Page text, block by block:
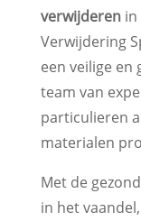
verwijderenin
Verwijdering
een veilige en
team van
particulieren
materialen
Met de
in het